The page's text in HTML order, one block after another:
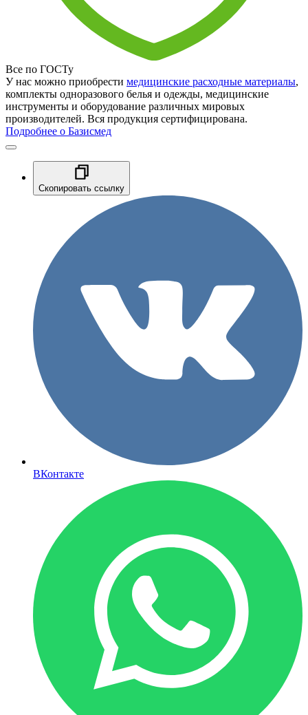
Все по ГОСТу
У нас можно приобрести медицинские расходные материалы,
комплекты одноразового белья и одежды, медицинские
инструменты и оборудование различных мировых
производителей. Вся продукция сертифицирована.
Подробнее о Базисмед
Скопировать ссылку
ВКонтакте